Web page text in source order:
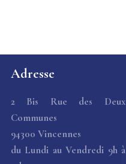
Adresse
2 Bis Rue des Deux
Communes
94300 Vincennes
du Lundi au Vendredi 9h à